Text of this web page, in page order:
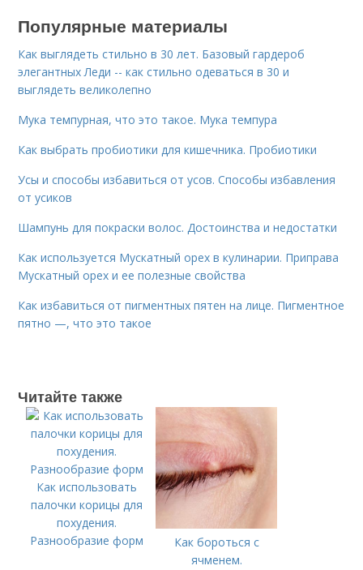
Популярные материалы
Как выглядеть стильно в 30 лет. Базовый гардероб
элегантных Леди -- как стильно одеваться в 30 и
выглядеть великолепно
Мука темпурная, что это такое. Мука темпура
Как выбрать пробиотики для кишечника. Пробиотики
Усы и способы избавиться от усов. Способы избавления
от усиков
Шампунь для покраски волос. Достоинства и недостатки
Как используется Мускатный орех в кулинарии. Приправа
Мускатный орех и ее полезные свойства
Как избавиться от пигментных пятен на лице. Пигментное
пятно —, что это такое
Читайте также
Как использовать
палочки корицы для
похудения.
Разнообразие форм
Как бороться с
ячменем.